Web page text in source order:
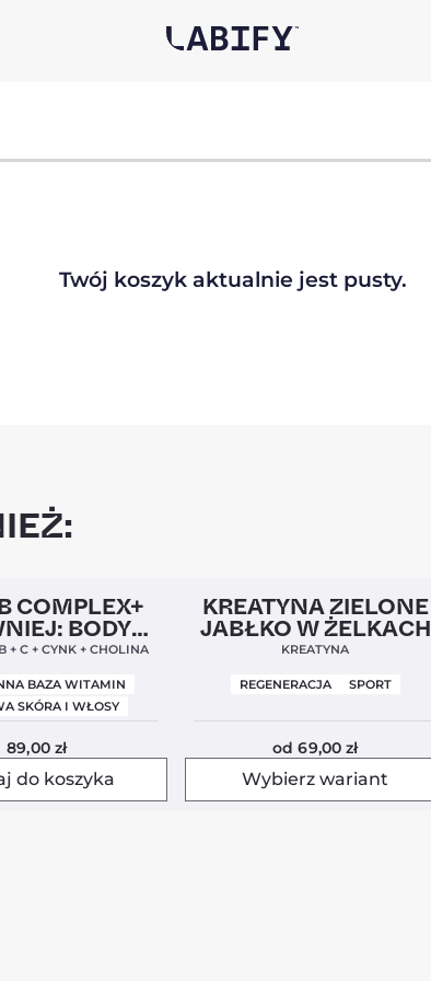
Twój koszyk aktualnie jest pusty.
Nowa Formuła
COMPLEX+
BODY
+ C + CYNK + CHOLINA
BAZA WITAMIN
SKÓRA I WŁOSY
89,00zł
do koszyka
Nowość 4,5
KREATYNA ZIELONE
JABŁKO W ŻELKACH
KREATYNA
REGENERACJA SPORT
od 69,00zł
Wybierz wariant